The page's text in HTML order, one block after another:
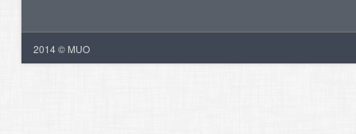
2014 © MUO